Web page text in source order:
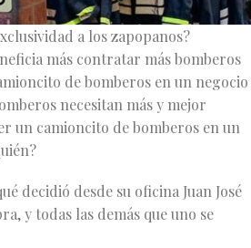
a los zapopanos?
más contratar más bomberos
de bomberos en un negocio
necesitan más y mejor
un camioncito de bomberos en un
decidió desde su oficina Juan José
y todas las demás que uno se